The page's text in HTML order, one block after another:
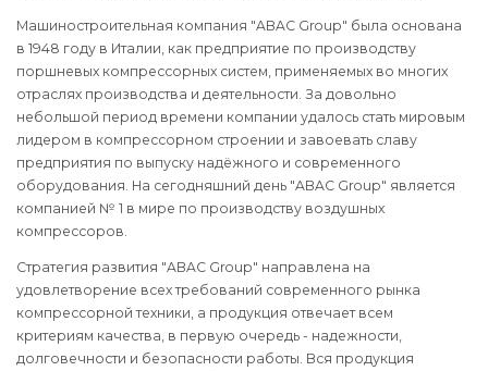
Машиностроительная компания "ABAC Group" была основана
в 1948 году в Италии, как предприятие по производству
поршневых компрессорных систем, применяемых во многих
отраслях производства и деятельности. За довольно
небольшой период времени компании удалось стать мировым
лидером в компрессорном строении и завоевать славу
предприятия по выпуску надёжного и современного
оборудования. На сегодняшний день "ABAC Group" является
компанией № 1 в мире по производству воздушных
компрессоров.
Стратегия развития "ABAC Group" направлена на
удовлетворение всех требований современного рынка
компрессорной техники, а продукция отвечает всем
критериям качества, в первую очередь - надежности,
долговечности и безопасности работы. Вся продукция